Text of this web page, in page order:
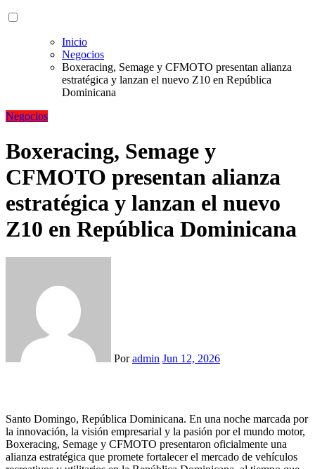
Inicio
Negocios
Boxeracing, Semage y CFMOTO presentan alianza
estratégica y lanzan el nuevo Z10 en República
Dominicana
Negocios
Boxeracing, Semage y
CFMOTO presentan alianza
estratégica y lanzan el nuevo
Z10 en República Dominicana
Poradmin Jun 12, 2026
Santo Domingo, República Dominicana. En una noche marcada por
la innovación, la visión empresarial y la pasión por el mundo motor,
Boxeracing, Semage y CFMOTO presentaron oficialmente una
alianza estratégica que promete fortalecer el mercado de vehículos